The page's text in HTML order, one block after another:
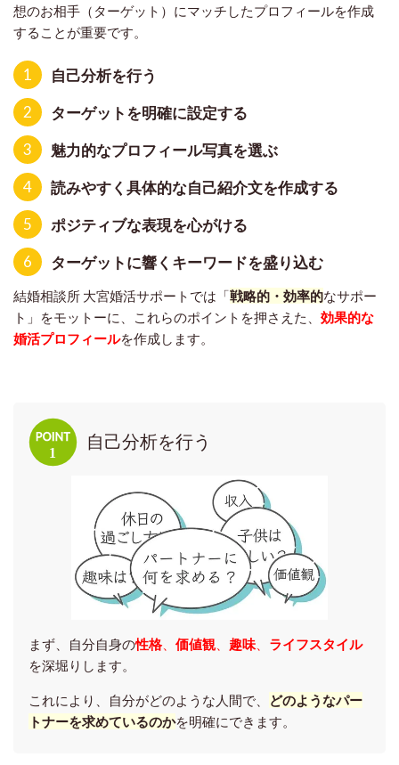
想のお相手（ターゲット）にマッチしたプロフィールを作成
することが重要です。
1
自己分析を行う
2
ターゲットを明確に設定する
3
魅力的なプロフィール写真を選ぶ
4
読みやすく具体的な自己紹介文を作成する
5
ポジティブな表現を心がける
6
ターゲットに響くキーワードを盛り込む
結婚相談所 大宮婚活サポートでは「戦略的・効率的なサポー
ト」をモットーに、
これらのポイントを押さえた、 効果的な
婚活プロフィールを作成します。
自己分析を行う
まず、自分自身の性格、 価値観、 趣味、 ライフスタイル
を深堀りします。
これにより、自分がどのような人間で、
どのようなパー
トナーを求めているのかを明確にできます。